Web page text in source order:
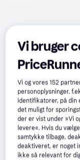
Vi bruger
Vi og vores152
personoplysninger,
identifikatorer, på din
det muligt for
der er vist under »Vi
levere«. Hvis du
samtykke tilbage,
deaktiveret, er noget
ikke så relevant for